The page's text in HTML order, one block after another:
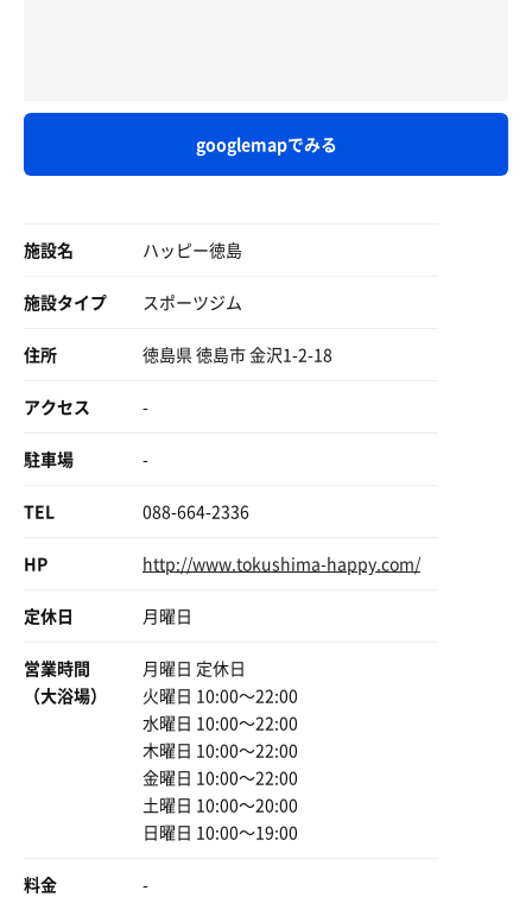
googlemapでみる
施設名 ハッピー徳島
施設タイプ スポーツジム
住所 徳島県 徳島市 金沢1-2-18
アクセス -
駐車場 -
TEL 088-664-2336
HP http://www.tokushima-happy.com/
定休日 月曜日
営業時間
（大浴場）
月曜日 定休日
火曜日 10:00〜22:00
水曜日 10:00〜22:00
木曜日 10:00〜22:00
金曜日 10:00〜22:00
土曜日 10:00〜20:00
日曜日 10:00〜19:00
料金 -